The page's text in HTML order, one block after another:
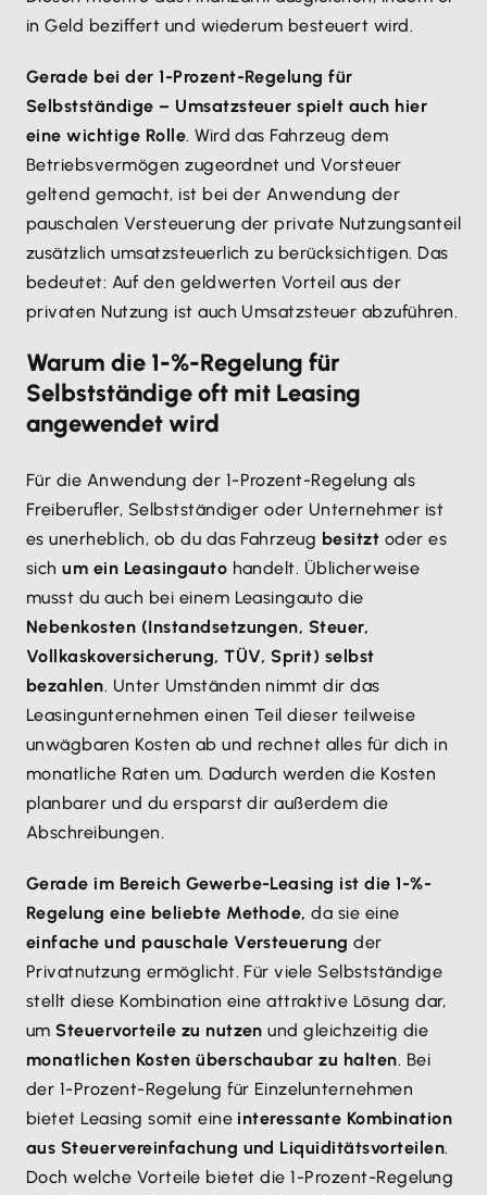
in Geld beziffert und wiederum besteuert wird.
Gerade bei der 1-Prozent-Regelung für
Selbstständige – Umsatzsteuer spielt auch hier
eine wichtige Rolle. Wird das Fahrzeug dem
Betriebsvermögen zugeordnet und Vorsteuer
geltend gemacht, ist bei der Anwendung der
pauschalen Versteuerung der private Nutzungsanteil
zusätzlich umsatzsteuerlich zu berücksichtigen. Das
bedeutet: Auf den geldwerten Vorteil aus der
privaten Nutzung ist auch Umsatzsteuer abzuführen.
Warum die 1-%-Regelung für
Selbstständige oft mit Leasing
angewendet wird
Für die Anwendung der 1-Prozent-Regelung als
Freiberufler, Selbstständiger oder Unternehmer ist
es unerheblich, ob du das Fahrzeug besitzt oder es
sichum ein Leasingauto handelt. Üblicherweise
musst du auch bei einem Leasingauto die
Nebenkosten (Instandsetzungen, Steuer,
Vollkaskoversicherung, TÜV, Sprit) selbst
bezahlen. Unter Umständen nimmt dir das
Leasingunternehmen einen Teil dieser teilweise
unwägbaren Kosten ab und rechnet alles für dich in
monatliche Raten um. Dadurch werden die Kosten
planbarer und du ersparst dir außerdem die
Abschreibungen.
Gerade im Bereich Gewerbe-Leasing ist die 1-%-
Regelung eine beliebte Methode,da sie eine
einfache und pauschale Versteuerung der
Privatnutzung ermöglicht. Für viele Selbstständige
stellt diese Kombination eine attraktive Lösung dar,
umSteuervorteile zu nutzen und gleichzeitig die
monatlichen Kosten überschaubar zu halten. Bei
der 1-Prozent-Regelung für Einzelunternehmen
bietet Leasing somit eine interessante Kombination
aus Steuervereinfachung und Liquiditätsvorteilen.
Doch welche Vorteile bietet die 1-Prozent-Regelung